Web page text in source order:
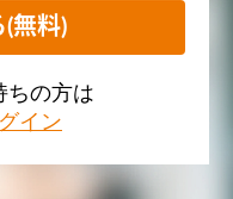
無料)
ちの方は
イン